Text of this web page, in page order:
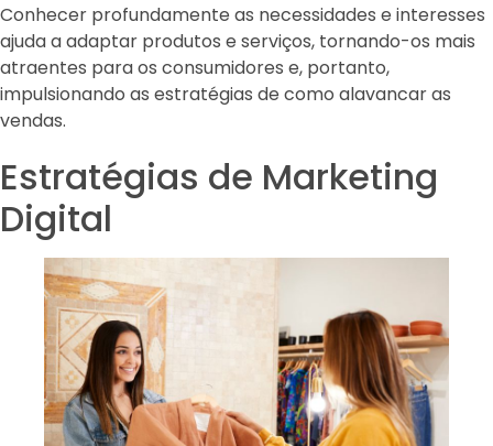
Conhecer profundamente as necessidades e interesses
ajuda a adaptar produtos e serviços, tornando-os mais
atraentes para os consumidores e, portanto,
impulsionando as estratégias de como alavancar as
vendas.
Estratégias de Marketing
Digital